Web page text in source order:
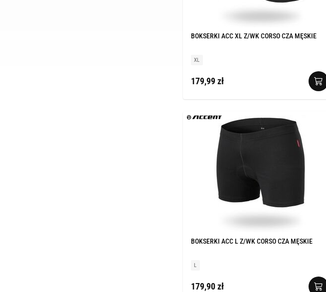
BOKSERKI ACC XL Z/WK CORSO CZA MĘSKIE
XL
179,99 zł
BOKSERKI ACC L Z/WK CORSO CZA MĘSKIE
L
179,90 zł